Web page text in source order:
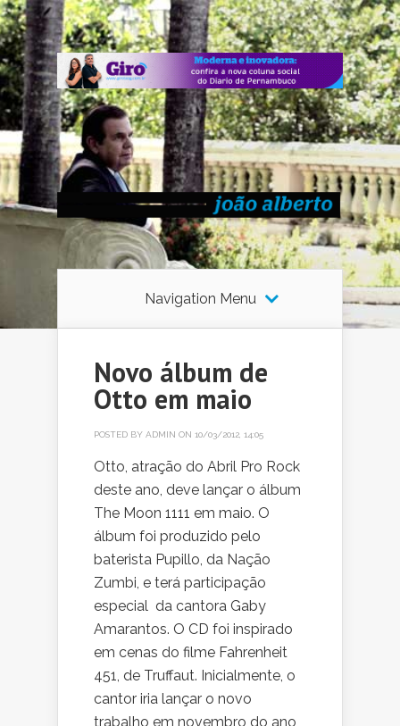
Navigation Menu
Novo álbum de
Otto em maio
POSTED BY ADMIN ON 10/03/2012, 14:05
Otto, atração do Abril Pro Rock
deste ano, deve lançar o álbum
The Moon 1111 em maio. O
álbum foi produzido pelo
baterista Pupillo, da Nação
Zumbi, e terá participação
especial da cantora Gaby
Amarantos. O CD foi inspirado
em cenas do filme Fahrenheit
451, de Truffaut. Inicialmente, o
cantor iria lançar o novo
trabalho em novembro do ano